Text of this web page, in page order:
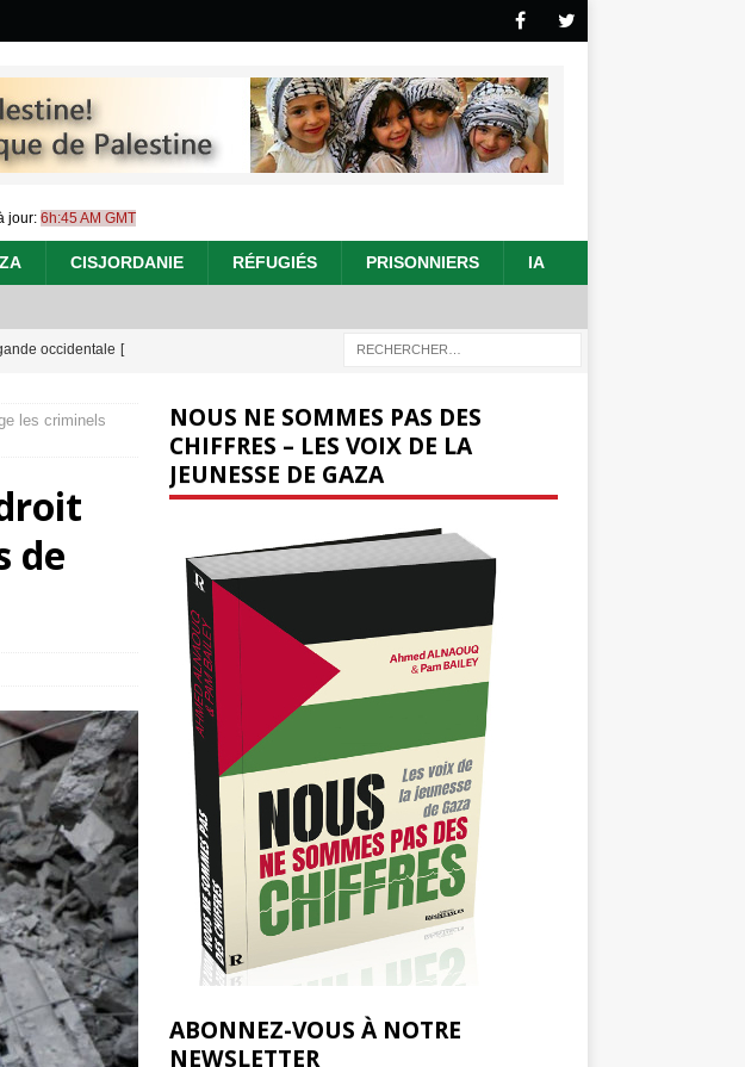
jour: 6h:45 AM GMT
CISJORDANIE RÉFUGIÉS PRISONNIERS IA
occidentale [
2026 ]
multiplie les
les criminels
de
NOUS NE SOMMES PAS DES
CHIFFRES – LES VOIX DE LA
JEUNESSE DE GAZA
ABONNEZ-VOUS À NOTRE
NEWSLETTER